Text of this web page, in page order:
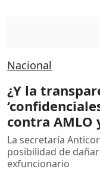
Nacional
¿Y la
contra AMLO
La secretaría
posibilidad de
exfuncionario